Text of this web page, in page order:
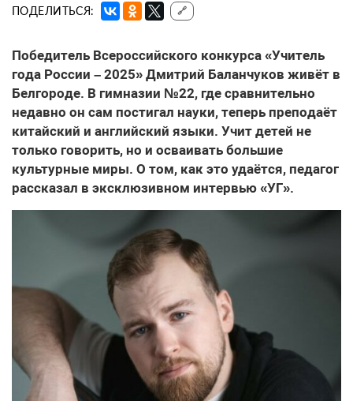
ПОДЕЛИТЬСЯ: 🔗
Победитель Всероссийского конкурса «Учитель
года России – 2025» Дмитрий Баланчуков живёт в
Белгороде. В гимназии №22, где сравнительно
недавно он сам постигал науки, теперь преподаёт
китайский и английский языки. Учит детей не
только говорить, но и осваивать большие
культурные миры. О том, как это удаётся, педагог
рассказал в эксклюзивном интервью «УГ».